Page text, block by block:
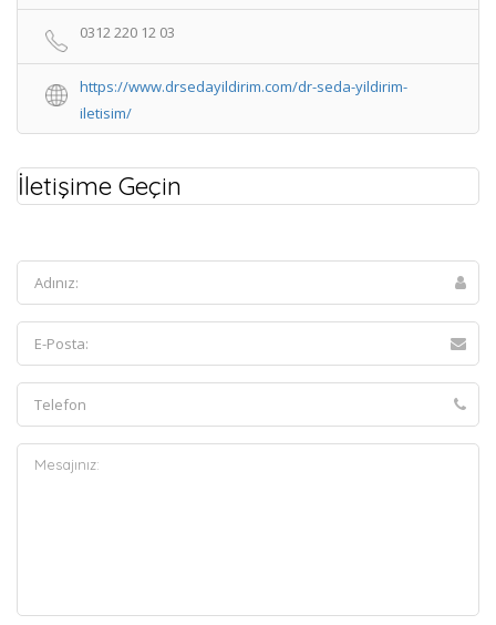
0312 220 12 03
https://www.drsedayildirim.com/dr-seda-yildirim-
iletisim/
İletişime Geçin